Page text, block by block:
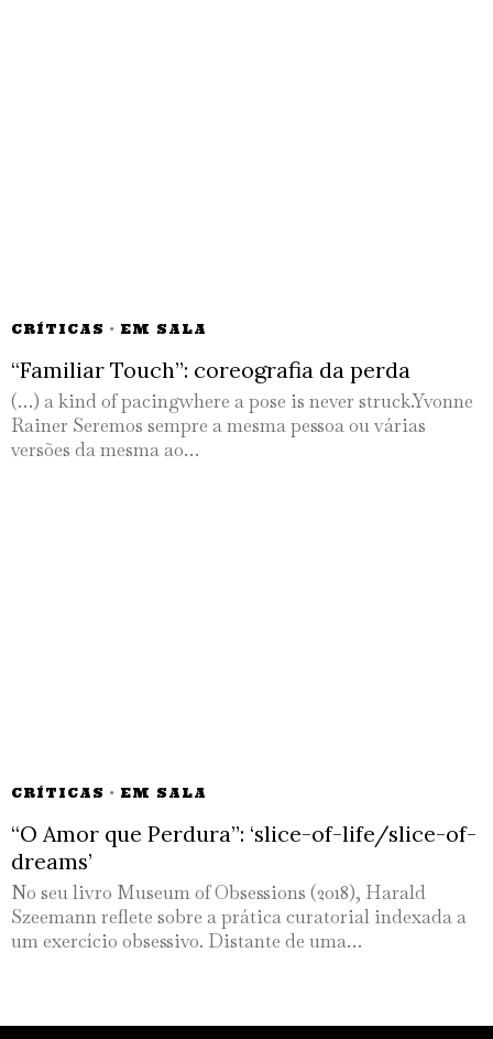
CRÍTICAS · EM SALA
“Familiar Touch”: coreografia da perda
(…) a kind of pacingwhere a pose is never struck.Yvonne
Rainer Seremos sempre a mesma pessoa ou várias
versões da mesma ao…
CRÍTICAS · EM SALA
“O Amor que Perdura”: ‘slice-of-life/slice-of-
dreams’
No seu livro Museum of Obsessions (2018), Harald
Szeemann reflete sobre a prática curatorial indexada a
um exercício obsessivo. Distante de uma…